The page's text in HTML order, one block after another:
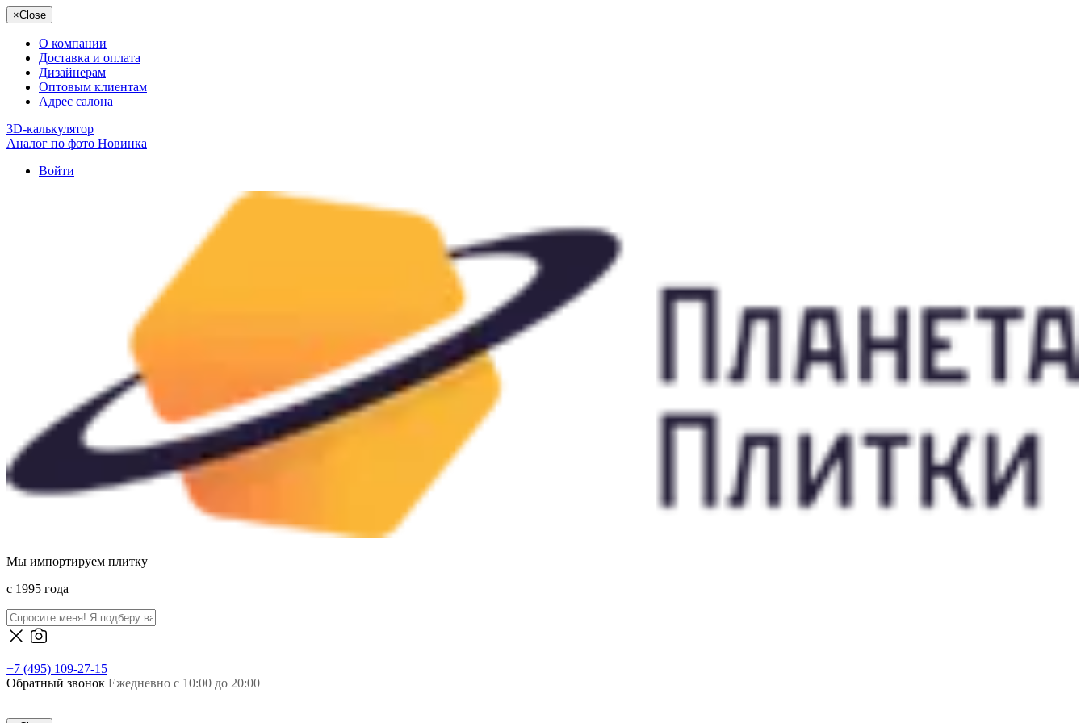
×Close
О компании
Доставка и оплата
Дизайнерам
Оптовым клиентам
Адрес салона
3D-калькулятор
Аналог по фото Новинка
Войти
Мы импортируем плитку
c 1995 года
+7 (495) 109-27-15
Обратный звонок Ежедневно с 10:00 до 20:00